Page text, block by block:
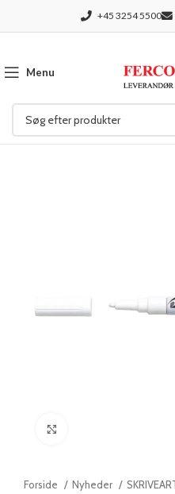
+45 3254 5500
Menu
Forside Nyheder